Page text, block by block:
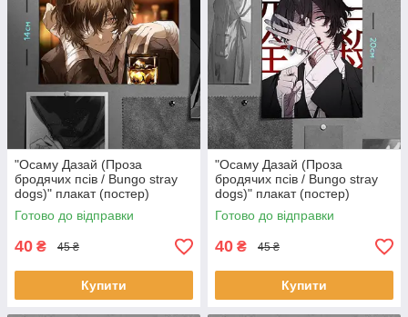
"Осаму Дазай (Проза
бродячих псів / Bungo stray
dogs)" плакат (постер)
розміром А5 (20х14см)
Готово до відправки
40 ₴ 45 ₴
Купити
"Осаму Дазай (Проза
бродячих псів / Bungo stray
dogs)" плакат (постер)
розміром А5 (14х20см)
Готово до відправки
40 ₴ 45 ₴
Купити